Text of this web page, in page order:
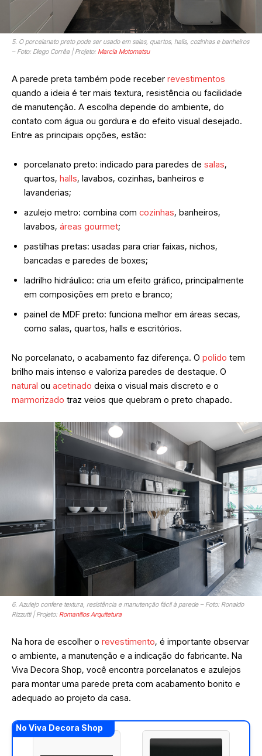
5. O porcelanato preto pode ser usado em salas, quartos, halls, cozinhas e banheiros
– Foto: Diego Corrêa | Projeto: Marcia Motomatsu
A parede preta também pode receber revestimentos
quando a ideia é ter mais textura, resistência ou facilidade
de manutenção. A escolha depende do ambiente, do
contato com água ou gordura e do efeito visual desejado.
Entre as principais opções, estão:
porcelanato preto: indicado para paredes de salas,
quartos, halls, lavabos, cozinhas, banheiros e
lavanderias;
azulejo metro: combina com cozinhas, banheiros,
lavabos, áreas gourmet;
pastilhas pretas: usadas para criar faixas, nichos,
bancadas e paredes de boxes;
ladrilho hidráulico: cria um efeito gráfico, principalmente
em composições em preto e branco;
painel de MDF preto: funciona melhor em áreas secas,
como salas, quartos, halls e escritórios.
No porcelanato, o acabamento faz diferença. O polido tem
brilho mais intenso e valoriza paredes de destaque. O
natural ou acetinado deixa o visual mais discreto e o
marmorizado traz veios que quebram o preto chapado.
6. Azulejo confere textura, resistência e manutenção fácil à parede – Foto: Ronaldo
Rizzutti | Projeto: Romanillos Arquitetura
Na hora de escolher o revestimento, é importante observar
o ambiente, a manutenção e a indicação do fabricante. Na
Viva Decora Shop, você encontra porcelanatos e azulejos
para montar uma parede preta com acabamento bonito e
adequado ao projeto da casa.
No Viva Decora Shop